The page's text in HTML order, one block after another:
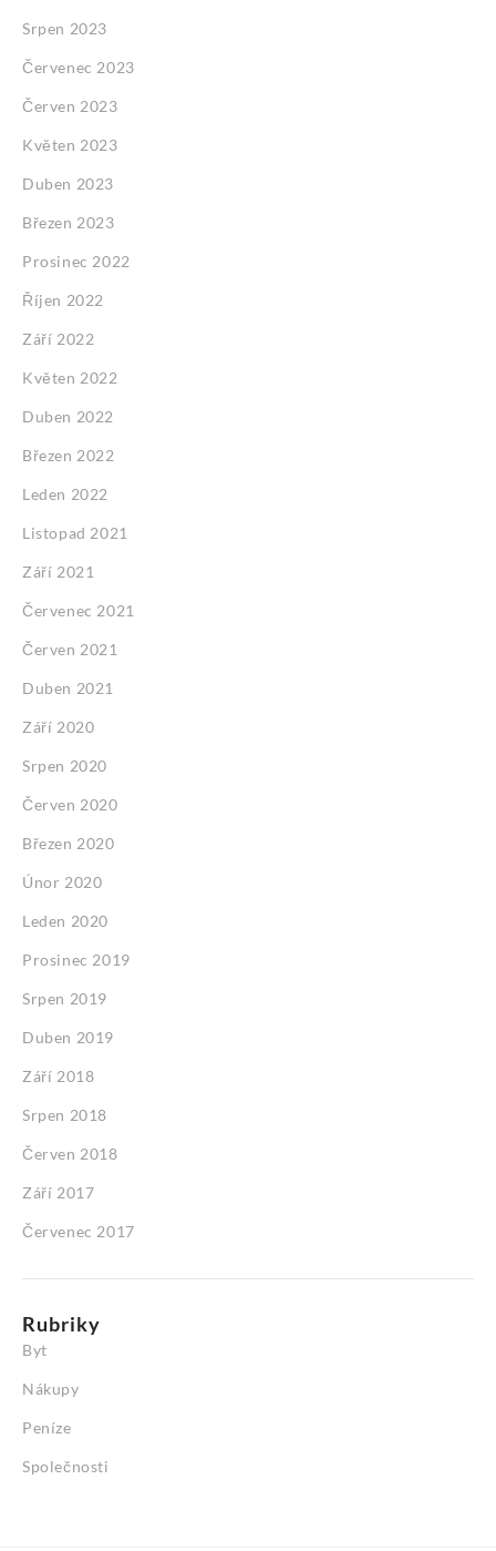
Srpen 2023
Červenec 2023
Červen 2023
Květen 2023
Duben 2023
Březen 2023
Prosinec 2022
Říjen 2022
Září 2022
Květen 2022
Duben 2022
Březen 2022
Leden 2022
Listopad 2021
Září 2021
Červenec 2021
Červen 2021
Duben 2021
Září 2020
Srpen 2020
Červen 2020
Březen 2020
Únor 2020
Leden 2020
Prosinec 2019
Srpen 2019
Duben 2019
Září 2018
Srpen 2018
Červen 2018
Září 2017
Červenec 2017
Rubriky
Byt
Nákupy
Peníze
Společnosti